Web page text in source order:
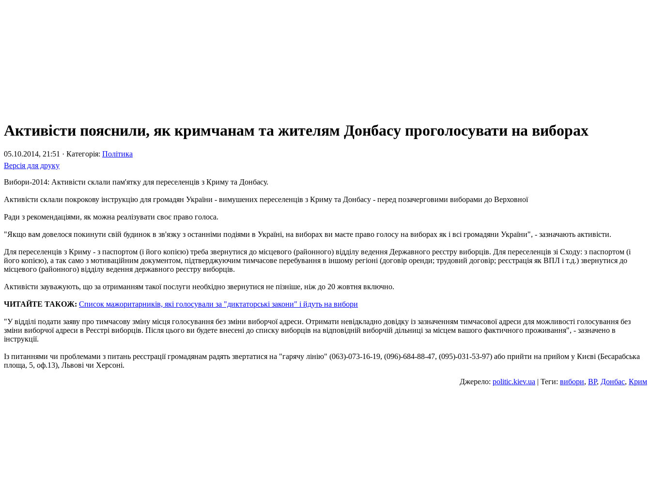
Активісти пояснили, як кримчанам та жителям Донбасу проголосувати на виборах
05.10.2014, 21:51 · Категорія: Політика
Версія для друку
Вибори-2014: Активісти склали пам'ятку для переселенців з Криму та Донбасу.
Активісти склали покрокову інструкцію для громадян України - вимушених переселенців з Криму та Донбасу - перед позачерговими виборами до Верховної
Ради з рекомендаціями, як можна реалізувати своє право голоса.
"Якщо вам довелося покинути свій будинок в зв'язку з останніми подіями в Україні, на виборах ви маєте право голосу на виборах як і всі громадяни України", - зазначають активісти.
Для переселенців з Криму - з паспортом (і його копією) треба звернутися до місцевого (районного) відділу ведення Державного реєстру виборців. Для переселенців зі Сходу: з паспортом (і
його копією), а так само з мотиваційним документом, підтверджуючим тимчасове перебування в іншому регіоні (договір оренди; трудовий договір; реєстрація як ВПЛ і т.д.) звернутися до
місцевого (районного) відділу ведення державного реєстру виборців.
Активісти зауважують, що за отриманням такої послуги необхідно звернутися не пізніше, ніж до 20 жовтня включно.
ЧИТАЙТЕ ТАКОЖ: Список мажоритарників, які голосували за "диктаторські закони" і йдуть на вибори
"У відділі подати заяву про тимчасову зміну місця голосування без зміни виборчої адреси. Отримати невідкладно довідку із зазначенням тимчасової адреси для можливості голосування без
зміни виборчої адреси в Реєстрі виборців. Після цього ви будете внесені до списку виборців на відповідній виборчій дільниці за місцем вашого фактичного проживання", - зазначено в
інструкції.
Із питаннями чи проблемами з питань реєстрації громадянам радять звертатися на "гарячу лінію" (063)-073-16-19, (096)-684-88-47, (095)-031-53-97) або прийти на прийом у Києві (Бесарабська
площа, 5, оф.13), Львові чи Херсоні.
Джерело: politic.kiev.ua | Теги: вибори, ВР, Донбас, Крим